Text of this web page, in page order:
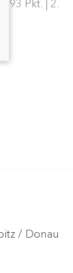
Pkt. | 2.
/ Donau